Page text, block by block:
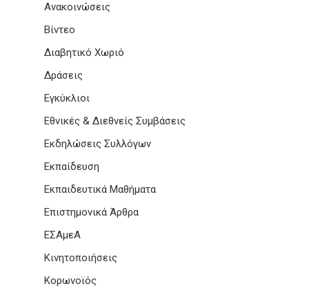
Ανακοινώσεις
Βίντεο
Διαβητικό Χωριό
Δράσεις
Εγκύκλιοι
Εθνικές & Διεθνείς Συμβάσεις
Εκδηλώσεις Συλλόγων
Εκπαίδευση
Εκπαιδευτικά Μαθήματα
Επιστημονικά Άρθρα
ΕΣΑμεΑ
Κινητοποιήσεις
Κορωνοϊός